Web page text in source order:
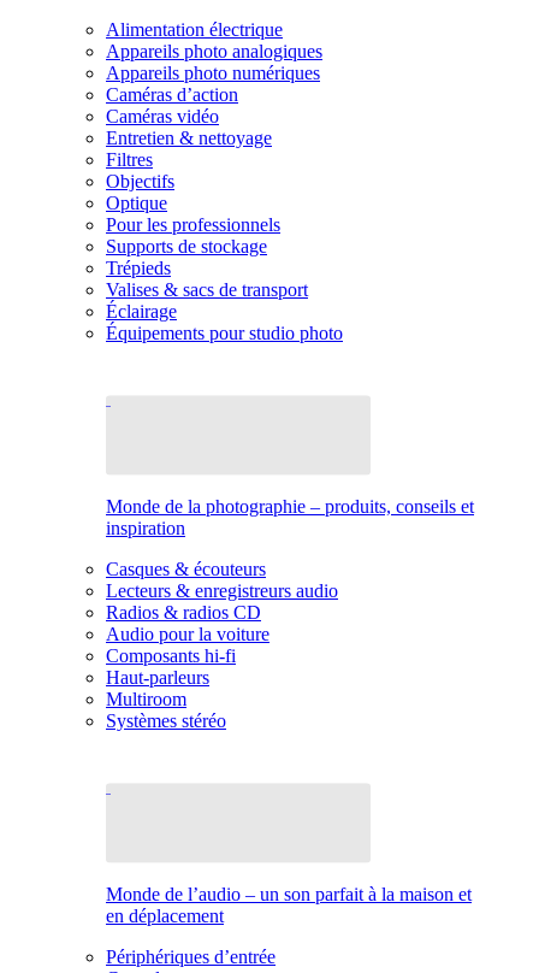
Alimentation électrique
Appareils photo analogiques
Appareils photo numériques
Caméras d’action
Caméras vidéo
Entretien & nettoyage
Filtres
Objectifs
Optique
Pour les professionnels
Supports de stockage
Trépieds
Valises & sacs de transport
Éclairage
Équipements pour studio photo
Monde de la photographie – produits, conseils et
inspiration
Casques & écouteurs
Lecteurs & enregistreurs audio
Radios & radios CD
Audio pour la voiture
Composants hi-fi
Haut-parleurs
Multiroom
Systèmes stéréo
Monde de l’audio – un son parfait à la maison et
en déplacement
Périphériques d’entrée